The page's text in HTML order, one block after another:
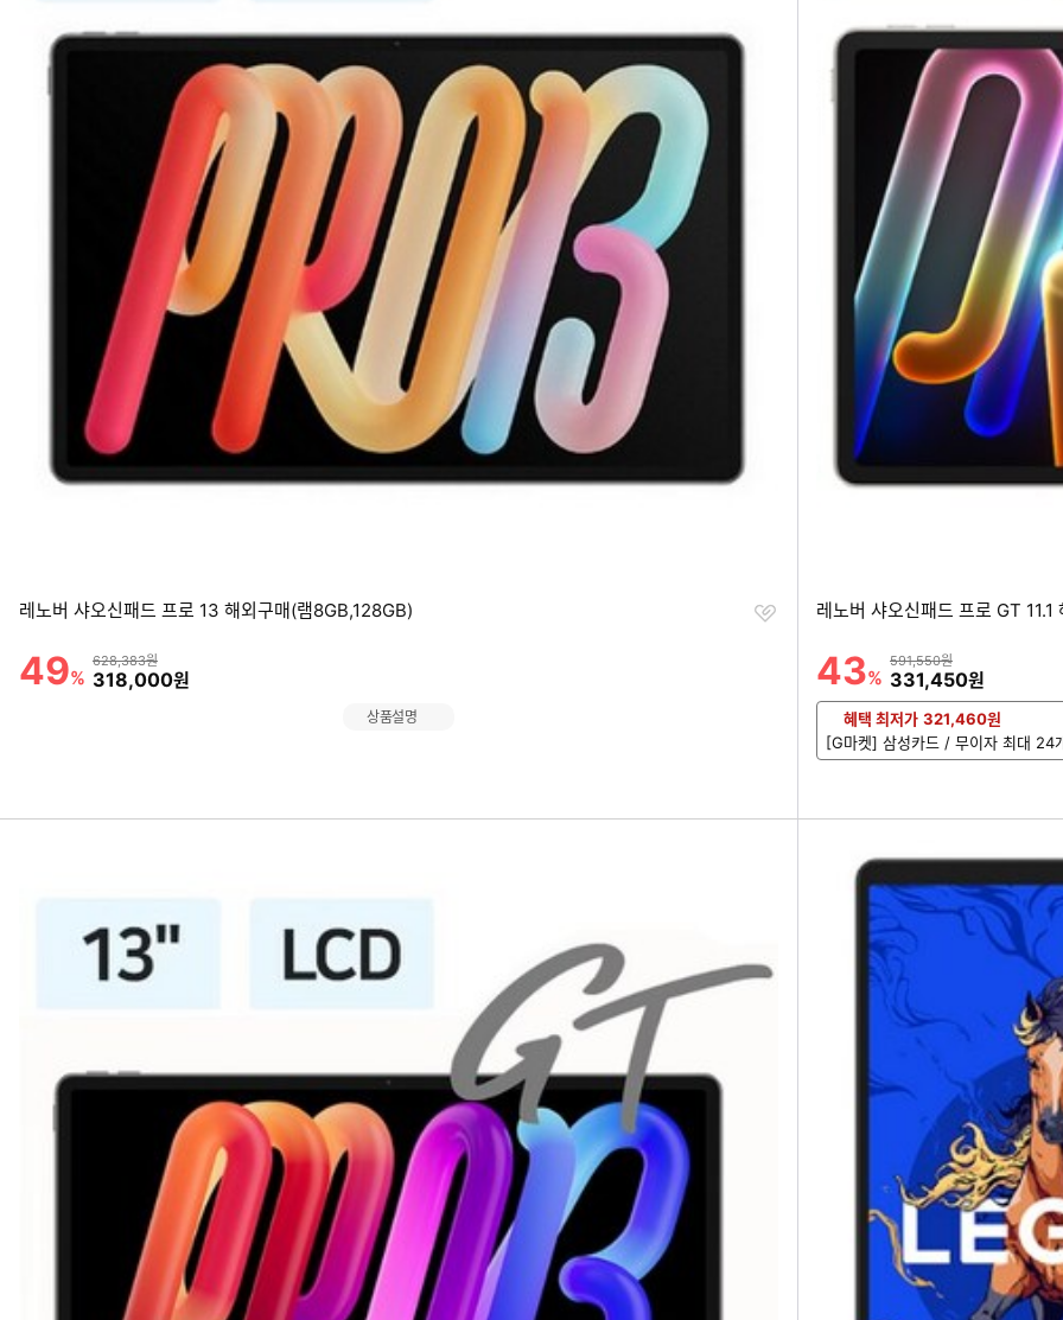
레노버 샤오신패드 프로 13 해외구매(램8GB,128GB)
할인률
49%
상품금액
628,383원
할인금액
318,000원
찜
상품설명
레노버 샤오신패드 프로 GT
할인률
43%
상품금액
591,550원
할인금액
331,450원
혜택 최저가 321,460원
[G마켓] 삼성카드 / 무이자 최대 24